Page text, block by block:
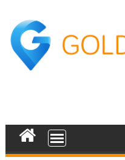
content